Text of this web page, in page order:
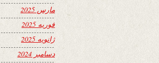
مارس 2025
فوریه 2025
ژانویه 2025
دسامبر 2024